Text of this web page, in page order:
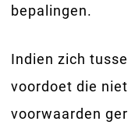
bepalingen.
Indien zich
voordoet die
voorwaarden